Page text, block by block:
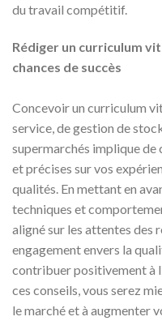
du travail compétitif.
Rédiger un curriculum
chances de succès
Concevoir un curriculum
service, de gestion de
supermarchés implique
et précises sur vos
qualités. En mettant en
techniques et
aligné sur les attentes des
engagement envers la
contribuer positivement à
ces conseils, vous serez
le marché et à augmenter